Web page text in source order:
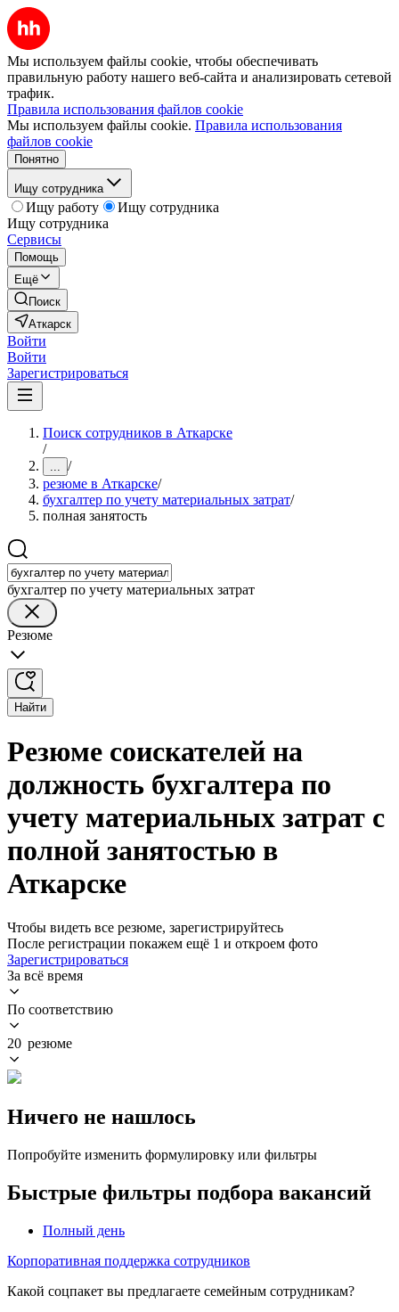
Мы используем файлы cookie, чтобы обеспечивать
правильную работу нашего веб-сайта и анализировать сетевой
трафик.
Правила использования файлов cookie
Мы используем файлы cookie. Правила использования
файлов cookie
Понятно
Ищу сотрудника
Ищу работу
Ищу сотрудника
Ищу сотрудника
Сервисы
Помощь
Ещё
Поиск
Аткарск
Войти
Войти
Зарегистрироваться
Поиск сотрудников в Аткарске
/
... /
резюме в Аткарске/
бухгалтер по учету материальных затрат/
полная занятость
бухгалтер по учету материальных затрат
Резюме
Найти
Резюме соискателей на
должность бухгалтера по
учету материальных затрат с
полной занятостью в
Аткарске
Чтобы видеть все резюме, зарегистрируйтесь
После регистрации покажем ещё 1 и откроем фото
Зарегистрироваться
За всё время
По соответствию
20 резюме
Ничего не нашлось
Попробуйте изменить формулировку или фильтры
Быстрые фильтры подбора вакансий
Полный день
Корпоративная поддержка сотрудников
Какой соцпакет вы предлагаете семейным сотрудникам?